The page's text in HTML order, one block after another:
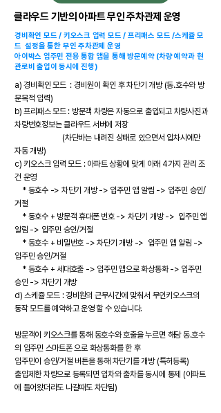
클라우드 기반의 아파트 무인 주차관제 운영
경비확인 모드 / 키오스크 입력 모드 / 프리패스 모드 /스케쥴 모
드 설정을 통한 무인 주차관제 운영
​아이박스 입주민 전용 통합 앱을 통해 방문예약 (차량 예약과 현
관로비 출입이 동시에 진행)
a) 경비확인 모드 : 경비원이 확인 후 차단기 개방​ (동.호수와 방
문목적 입력)
b) 프리패스 모드 : 방문객 차량은 자동으로 출입되고 차량사진과
차량번호정보는 클라우드 서버에 저장
(차단바는 내려진 상태로 있으면서 입차시에만
자동 개방)​
c) 키오스크 입력 모드 : 아파트 상황에 맞게 아래 4가지 관리 조
건 운영
* 동호수 -> 차단기 개방 -> 입주민 앱 알림 -> 입주민 승인/
거절
* 동호수 + 방문객 휴대폰 번호 -> 차단기 개방 -> 입주민 앱
알림 -> 입주민 승인/거절
* 동호수 + 비밀번호 -> 차단기 개방 -> 입주민 앱 알림 ->
입주민 승인/거절
* 동호수 + 세대호출 -> 입주민 앱으로 화상통화 -> 입주민
승인 -> 차단기 개방
d) 스케쥴 모드 : 경비원의 근무시간에 맞춰서 무인키오스크의
동작 모드를 예약하고 운영 할 수 있습니다.
방문객이 키오스크를 통해 동호수와 호출을 누르면 해당 동.호수
의 입주민 스마트폰 으로 화상통화를 한 후
입주민이 승인/거절 버튼을 통해 차단기를 개방 (특허등록)
​출입제한 차량으로 등록되면 입차와 출차를 동시에 통제 (아파트
에 들어왔더라도 나갈때도 차단됨)